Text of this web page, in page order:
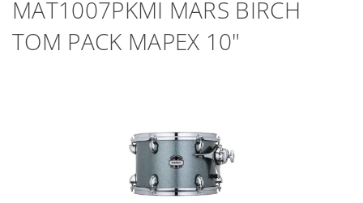
MAT1007PKMI MARS BIRCH
TOM PACK MAPEX 10"